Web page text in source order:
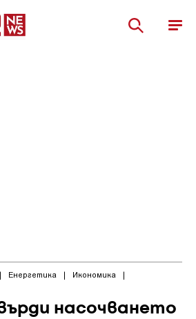
| Енергетика | Икономика |
насочването